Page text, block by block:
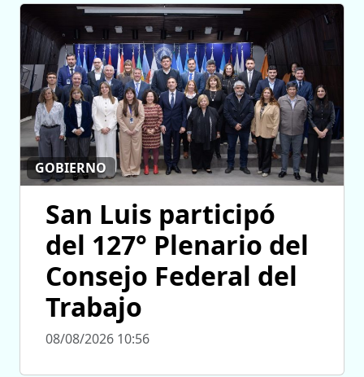
GOBIERNO
San Luis participó
del 127° Plenario del
Consejo Federal del
Trabajo
08/08/2026 10:56